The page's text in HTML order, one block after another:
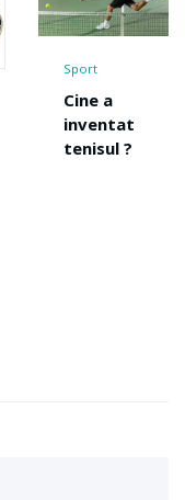
Moda si
vestimentatie
Cine a